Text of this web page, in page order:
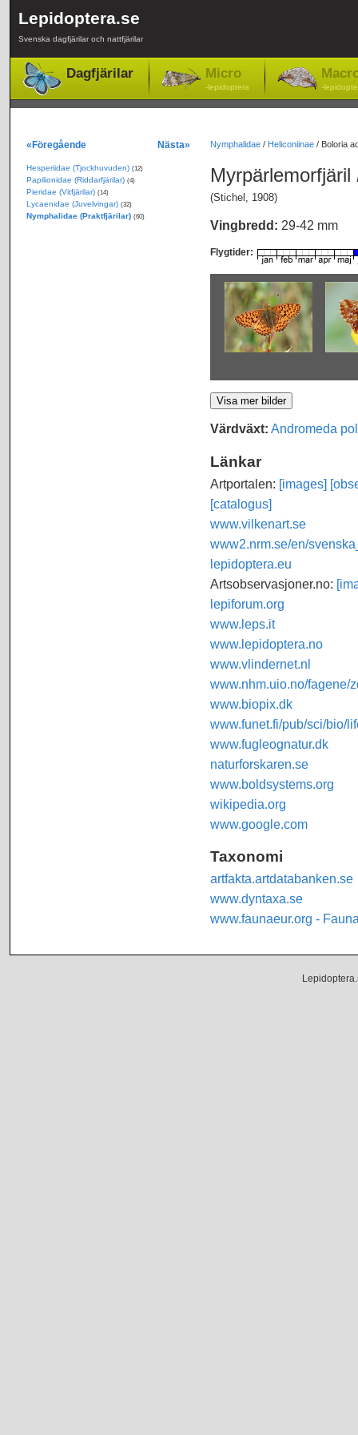
Lepidoptera.se
Svenska dagfjärilar och nattfjärilar
Dagfjärilar Micro
-lepidoptera -
Nymphalidae/ Heliconiinae/ Boloria
Myrpärlemorfjäril
(Stichel, 1908)
Vingbredd: 29-42 mm
Flygtider:
Värdväxt: Andromeda
Länkar
Artportalen: [images]
[catalogus]
www.vilkenart.se
www2.nrm.se/en/
lepidoptera.eu
Artsobservasjoner.no:
lepiforum.org
www.leps.it
www.lepidoptera.no
www.vlindernet.nl
www.nhm.uio.no/fagene/
www.biopix.dk
www.funet.fi/pub/sci/bio/
www.fugleognatur.dk
naturforskaren.se
www.boldsystems.org
wikipedia.org
www.google.com
Taxonomi
artfakta.artdatabanken.se
www.dyntaxa.se
www.faunaeur.org -
«Föregående Nästa»
Hesperiidae (Tjockhuvuden) (12)
Papilionidae (Riddarfjärilar) (4)
Pieridae (Vitfjärilar) (14)
Lycaenidae (Juvelvingar) (32)
Nymphalidae (Praktfjärilar) (60)